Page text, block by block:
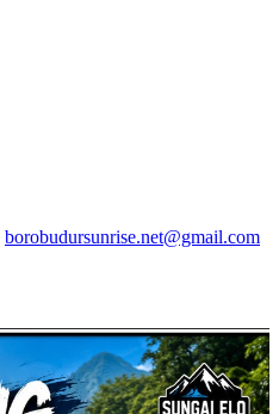
borobudursunrise.net@gmail.com